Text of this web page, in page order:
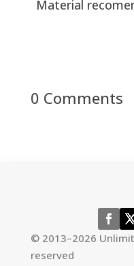
Material
0 Comments
© 2013–2026
reserved